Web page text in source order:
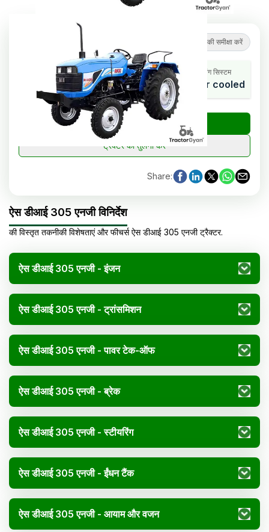
ट्रैक्टर की समीक्षा करें
एचपी रेंज
25.7
सिलेंडर
2
कूलिंग सिस्टम
Water cooled
ट्रैक्टर की कीमत जांचें
ट्रैक्टर की तुलना करें
Share:
ऐस डीआई 305 एनजी विनिर्देश
की विस्तृत तकनीकी विशेषताएं और फीचर्स ऐस डीआई 305 एनजी ट्रैक्टर.
ऐस डीआई 305 एनजी - इंजन
ऐस डीआई 305 एनजी - ट्रांसमिशन
ऐस डीआई 305 एनजी - पावर टेक-ऑफ
ऐस डीआई 305 एनजी - ब्रेक
ऐस डीआई 305 एनजी - स्टीयरिंग
ऐस डीआई 305 एनजी - ईंधन टैंक
ऐस डीआई 305 एनजी - आयाम और वजन